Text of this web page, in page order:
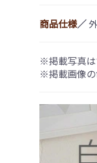
商品仕様／
※掲載写真は
※掲載画像の